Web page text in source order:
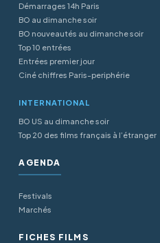
Démarrages 14h Paris
BO au dimanche soir
BO nouveautés au dimanche soir
Top 10 entrées
Entrées premier jour
Ciné chiffres Paris-periphérie
INTERNATIONAL
BO US au dimanche soir
Top 20 des films français à l’étranger
AGENDA
Festivals
Marchés
FICHES FILMS